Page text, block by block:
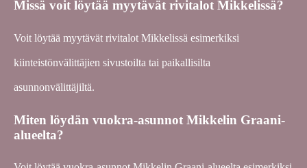
Missä voit löytää myytävät rivitalot Mikkelissä?
Voit löytää myytävät rivitalot Mikkelissä esimerkiksi
kiinteistönvälittäjien sivustoilta tai paikallisilta
asunnonvälittäjiltä.
Miten löydän vuokra-asunnot Mikkelin Graani-
alueelta?